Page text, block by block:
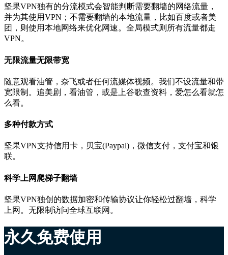
坚果VPN独有的分流模式会智能判断需要翻墙的网络流量，
并为其使用VPN；不需要翻墙的本地流量，比如百度或者美
团，则使用本地网络来优化网速。全局模式则所有流量都走
VPN。
无限流量无限带宽
随意观看油管，奈飞或者任何流媒体视频。我们不设流量和带
宽限制。追美剧，看油管，或是上谷歌查资料，爱怎么看就怎
么看。
多种付款方式
坚果VPN支持信用卡，贝宝(Paypal)，微信支付，支付宝和银
联。
科学上网爬梯子翻墙
坚果VPN独创的数据加密和传输协议让你轻松过翻墙，科学
上网。无限制访问全球互联网。
永久免费使用